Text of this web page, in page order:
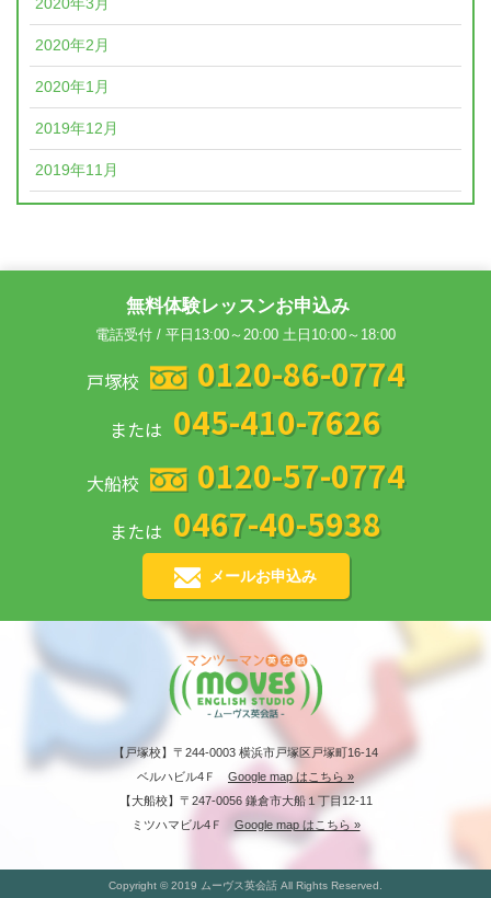
2020年3月
2020年2月
2020年1月
2019年12月
2019年11月
無料体験レッスンお申込み
電話受付 / 平日13:00～20:00 土日10:00～18:00
戸塚校 0120-86-0774
または 045-410-7626
大船校 0120-57-0774
または 0467-40-5938
メールお申込み
【戸塚校】〒244-0003 横浜市戸塚区戸塚町16-14
ベルハビル4Ｆ Google map はこちら »
【大船校】〒247-0056 鎌倉市大船１丁目12-11
ミツハマビル4Ｆ Google map はこちら »
Copyright © 2019 ムーヴス英会話 All Rights Reserved.